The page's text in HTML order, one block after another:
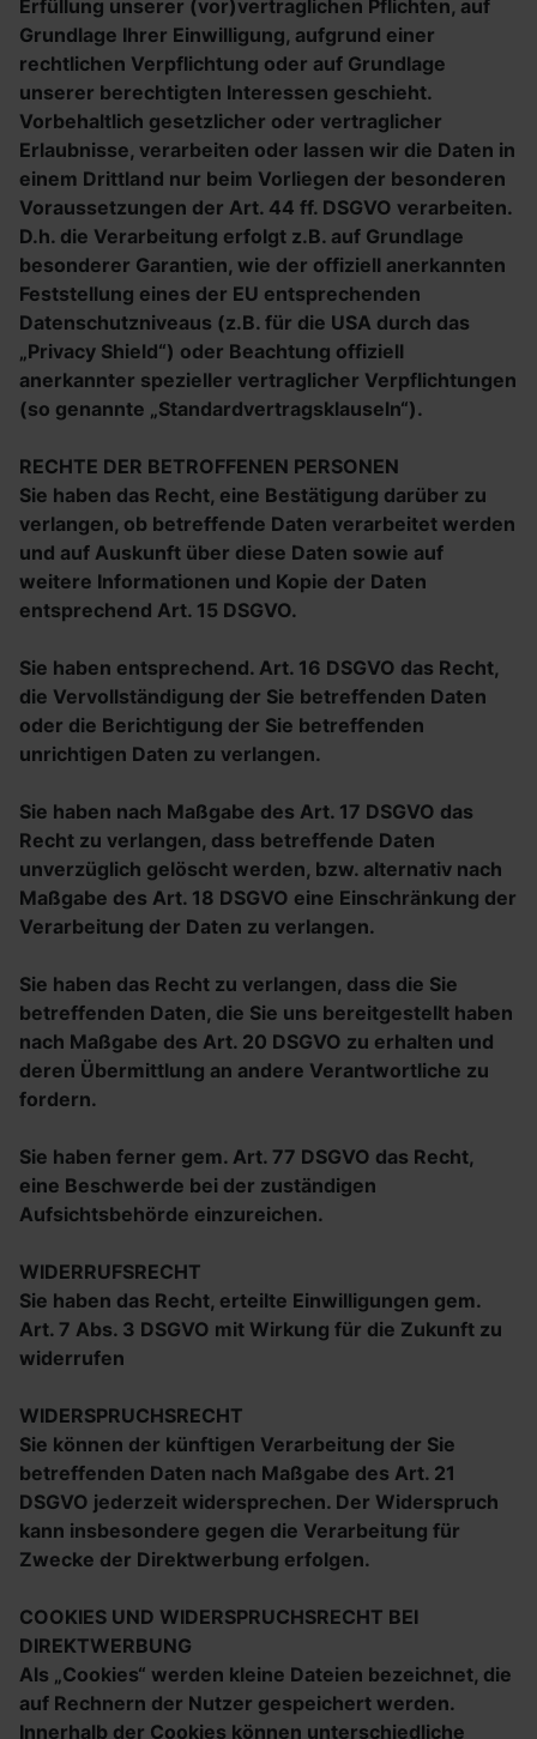
Erfüllung unserer (vor)vertraglichen Pflichten, auf
Grundlage Ihrer Einwilligung, aufgrund einer
rechtlichen Verpflichtung oder auf Grundlage
unserer berechtigten Interessen geschieht.
Vorbehaltlich gesetzlicher oder vertraglicher
Erlaubnisse, verarbeiten oder lassen wir die Daten in
einem Drittland nur beim Vorliegen der besonderen
Voraussetzungen der Art. 44 ff. DSGVO verarbeiten.
D.h. die Verarbeitung erfolgt z.B. auf Grundlage
besonderer Garantien, wie der offiziell anerkannten
Feststellung eines der EU entsprechenden
Datenschutzniveaus (z.B. für die USA durch das
„Privacy Shield“) oder Beachtung offiziell
anerkannter spezieller vertraglicher Verpflichtungen
(so genannte „Standardvertragsklauseln“).
RECHTE DER BETROFFENEN PERSONEN
Sie haben das Recht, eine Bestätigung darüber zu
verlangen, ob betreffende Daten verarbeitet werden
und auf Auskunft über diese Daten sowie auf
weitere Informationen und Kopie der Daten
entsprechend Art. 15 DSGVO.
Sie haben entsprechend. Art. 16 DSGVO das Recht,
die Vervollständigung der Sie betreffenden Daten
oder die Berichtigung der Sie betreffenden
unrichtigen Daten zu verlangen.
Sie haben nach Maßgabe des Art. 17 DSGVO das
Recht zu verlangen, dass betreffende Daten
unverzüglich gelöscht werden, bzw. alternativ nach
Maßgabe des Art. 18 DSGVO eine Einschränkung der
Verarbeitung der Daten zu verlangen.
Sie haben das Recht zu verlangen, dass die Sie
betreffenden Daten, die Sie uns bereitgestellt haben
nach Maßgabe des Art. 20 DSGVO zu erhalten und
deren Übermittlung an andere Verantwortliche zu
fordern.
Sie haben ferner gem. Art. 77 DSGVO das Recht,
eine Beschwerde bei der zuständigen
Aufsichtsbehörde einzureichen.
WIDERRUFSRECHT
Sie haben das Recht, erteilte Einwilligungen gem.
Art. 7 Abs. 3 DSGVO mit Wirkung für die Zukunft zu
widerrufen
WIDERSPRUCHSRECHT
Sie können der künftigen Verarbeitung der Sie
betreffenden Daten nach Maßgabe des Art. 21
DSGVO jederzeit widersprechen. Der Widerspruch
kann insbesondere gegen die Verarbeitung für
Zwecke der Direktwerbung erfolgen.
COOKIES UND WIDERSPRUCHSRECHT BEI
DIREKTWERBUNG
Als „Cookies“ werden kleine Dateien bezeichnet, die
auf Rechnern der Nutzer gespeichert werden.
Innerhalb der Cookies können unterschiedliche